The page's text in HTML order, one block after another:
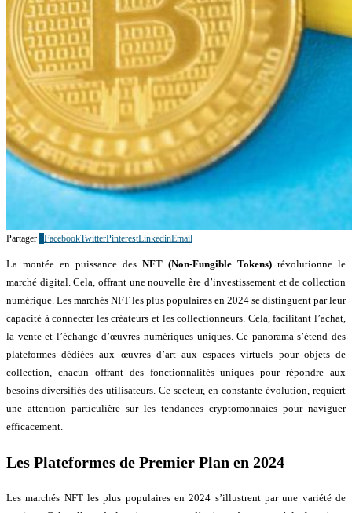
Partager FacebookTwitterPinterestLinkedinEmail
La montée en puissance des NFT (Non-Fungible Tokens) révolutionne le
marché digital. Cela, offrant une nouvelle ère d’investissement et de collection
numérique. Les marchés NFT les plus populaires en 2024 se distinguent par leur
capacité à connecter les créateurs et les collectionneurs. Cela, facilitant l’achat,
la vente et l’échange d’œuvres numériques uniques. Ce panorama s’étend des
plateformes dédiées aux œuvres d’art aux espaces virtuels pour objets de
collection, chacun offrant des fonctionnalités uniques pour répondre aux
besoins diversifiés des utilisateurs. Ce secteur, en constante évolution, requiert
une attention particulière sur les tendances cryptomonnaies pour naviguer
efficacement.
Les Plateformes de Premier Plan en 2024
Les marchés NFT les plus populaires en 2024 s’illustrent par une variété de